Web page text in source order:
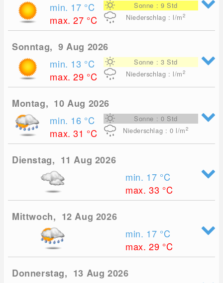
min. 17 °C
max. 27 °C
Sonne : 9 Std
Niederschlag : l/m2
Sonntag, 9 Aug 2026
min. 13 °C
max. 29 °C
Sonne : 3 Std
Niederschlag : l/m2
Montag, 10 Aug 2026
min. 16 °C
max. 31 °C
Sonne : 0 Std
Niederschlag : 0 l/m2
Dienstag, 11 Aug 2026
min. 17 °C
max. 33 °C
Mittwoch, 12 Aug 2026
min. 17 °C
max. 29 °C
Donnerstag, 13 Aug 2026